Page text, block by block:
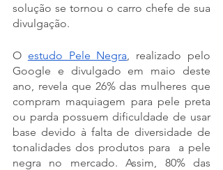
solução se tornou o carro chefe de sua
divulgação.
O estudo Pele Negra , realizado pelo
Google e divulgado em maio deste
ano, revela que 26% das mulheres que
compram maquiagem para pele preta
ou parda possuem dificuldade de usar
base devido à falta de diversidade de
tonalidades dos produtos para  a pele
negra no mercado. Assim, 80% das